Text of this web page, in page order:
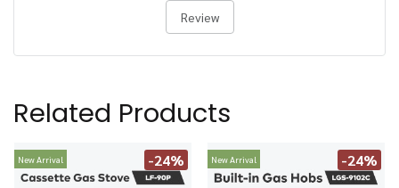
Review
Related Products
New Arrival -24% New Arrival -24%